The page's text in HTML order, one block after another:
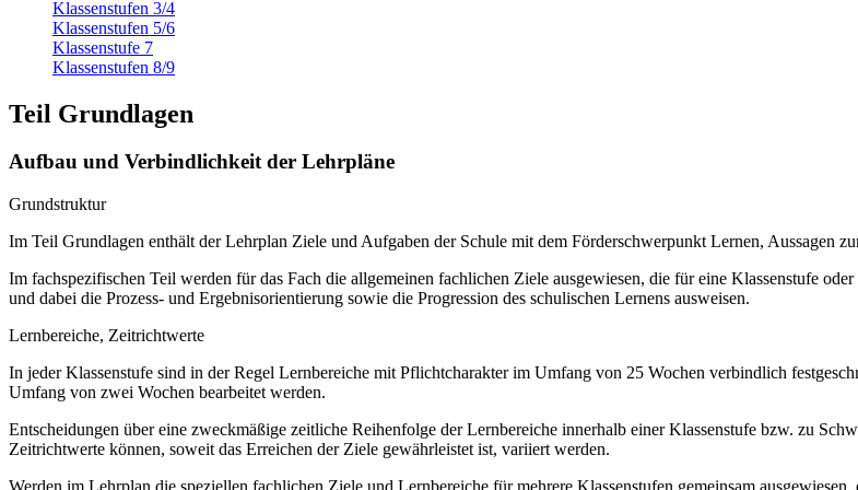
Klassenstufen 3/4
Klassenstufen 5/6
Klassenstufe 7
Klassenstufen 8/9
Teil Grundlagen
Aufbau und Verbindlichkeit der Lehrpläne
Grundstruktur
Im Teil Grundlagen enthält der Lehrplan Ziele und Aufgaben der Schule mit dem Förderschwerpunkt Lernen, Aussagen
Im fachspezifischen Teil werden für das Fach die allgemeinen fachlichen Ziele ausgewiesen, die für eine Klassenstufe
und dabei die Prozess- und Ergebnisorientierung sowie die Progression des schulischen Lernens ausweisen.
Lernbereiche, Zeitrichtwerte
In jeder Klassenstufe sind in der Regel Lernbereiche mit Pflichtcharakter im Umfang von 25 Wochen verbindlich
Umfang von zwei Wochen bearbeitet werden.
Entscheidungen über eine zweckmäßige zeitliche Reihenfolge der Lernbereiche innerhalb einer Klassenstufe bzw. zu
Zeitrichtwerte können, soweit das Erreichen der Ziele gewährleistet ist, variiert werden.